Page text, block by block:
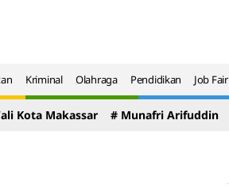
Kriminal Olahraga Pendidikan Job Fair
Kota Makassar # Munafri Arifuddin